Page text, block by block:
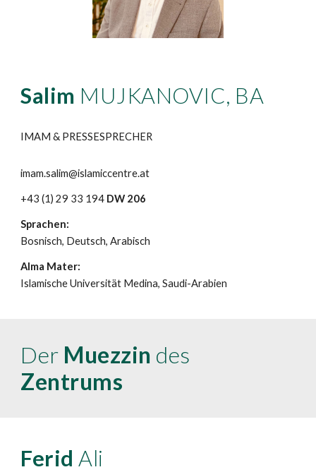
Salim MUJKANOVIC, BA
IMAM & PRESSESPRECHER
imam.salim@islamiccentre.at
+43 (1) 29 33 194 DW 206
Sprachen:
Bosnisch, Deutsch, Arabisch
Alma Mater:
Islamische Universität Medina, Saudi-Arabien
Der Muezzin des
Zentrums
Ferid Ali